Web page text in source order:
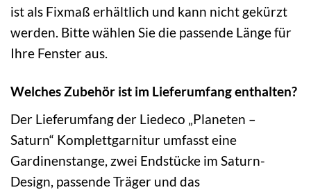
ist als Fixmaß erhältlich und kann nicht gekürzt
werden. Bitte wählen Sie die passende Länge für
Ihre Fenster aus.
Welches Zubehör ist im Lieferumfang enthalten?
Der Lieferumfang der Liedeco „Planeten –
Saturn“ Komplettgarnitur umfasst eine
Gardinenstange, zwei Endstücke im Saturn-
Design, passende Träger und das